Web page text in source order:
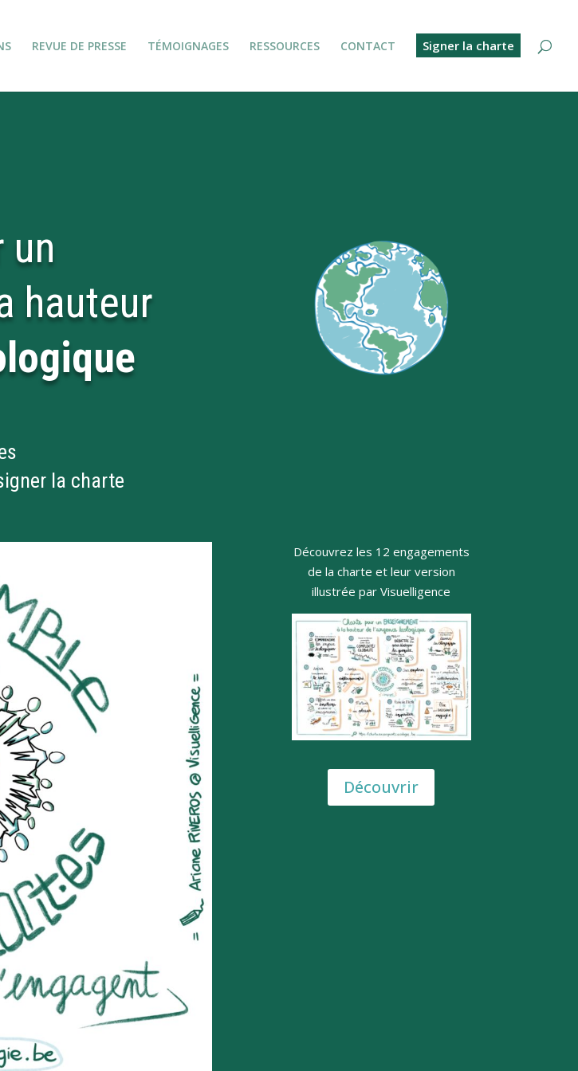
REVUE DE PRESSE TÉMOIGNAGES RESSOURCES CONTACT Signer la charte
un
hauteur
la charte
Découvrez les 12 engagements
de la charte et leur version
illustrée par Visuelligence
Découvrir